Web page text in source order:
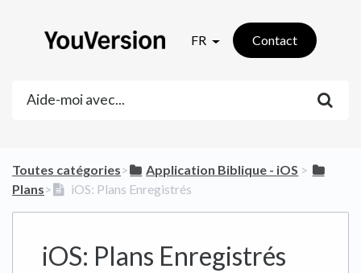
FR Contact
Toutes catégories​>​ ​Application Biblique - iOS ​ > ​
Plans​>​ iOS: Plans Enregistrés
iOS: Plans Enregistrés